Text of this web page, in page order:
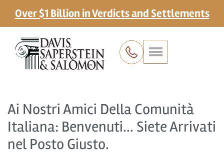
Over $1 Billion in Verdicts and Settlements
Ai Nostri Amici Della Comunità
Italiana: Benvenuti... Siete Arrivati
nel Posto Giusto.